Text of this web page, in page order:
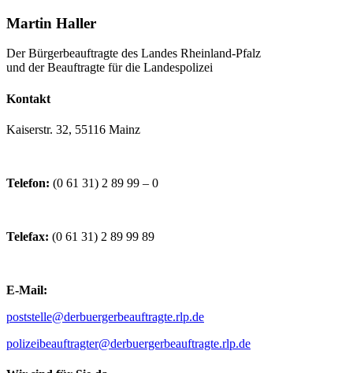
Martin Haller
Der Bürgerbeauftragte des Landes Rheinland-Pfalz
und der Beauftragte für die Landespolizei
Kontakt
Kaiserstr. 32, 55116 Mainz
Telefon: (0 61 31) 2 89 99 – 0
Telefax: (0 61 31) 2 89 99 89
E-Mail:
poststelle@derbuergerbeauftragte.rlp.de
polizeibeauftragter@derbuergerbeauftragte.rlp.de